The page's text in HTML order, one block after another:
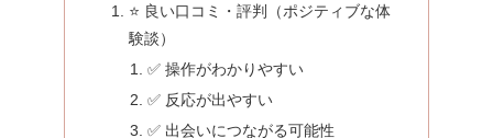
⭐️ 良い口コミ・評判（ポジティブな体
験談）
✅ 操作がわかりやすい
✅ 反応が出やすい
✅ 出会いにつながる可能性